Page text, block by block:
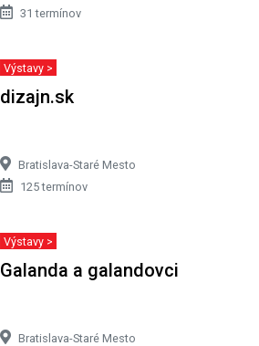
31 termínov
Výstavy >
dizajn.sk
Bratislava-Staré Mesto
125 termínov
Výstavy >
Galanda a galandovci
Bratislava-Staré Mesto